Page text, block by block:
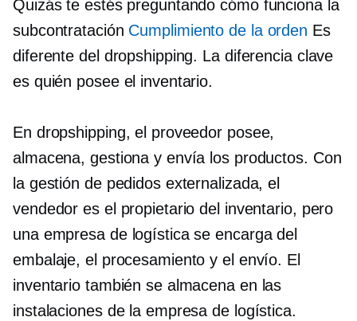
Quizás te estés preguntando cómo funciona la
subcontratación Cumplimiento de la orden Es
diferente del dropshipping. La diferencia clave
es quién posee el inventario.
En dropshipping, el proveedor posee,
almacena, gestiona y envía los productos. Con
la gestión de pedidos externalizada, el
vendedor es el propietario del inventario, pero
una empresa de logística se encarga del
embalaje, el procesamiento y el envío. El
inventario también se almacena en las
instalaciones de la empresa de logística.